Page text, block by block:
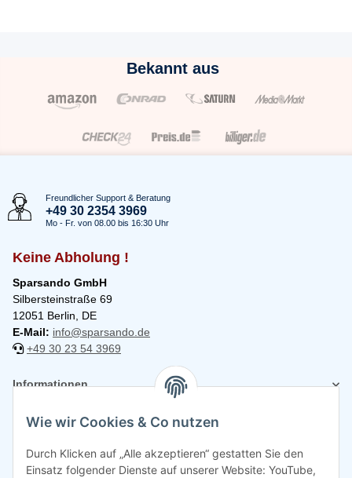
Bekannt aus
Freundlicher Support & Beratung
+49 30 2354 3969
Mo - Fr. von 08.00 bis 16:30 Uhr
Keine Abholung !
Sparsando GmbH
Silbersteinstraße 69
12051 Berlin, DE
E-Mail: info@sparsando.de
+49 30 23 54 3969
Informationen
Rechtliches
Wie wir Cookies & Co nutzen
Durch Klicken auf „Alle akzeptieren“ gestatten Sie den
Einsatz folgender Dienste auf unserer Website: YouTube,